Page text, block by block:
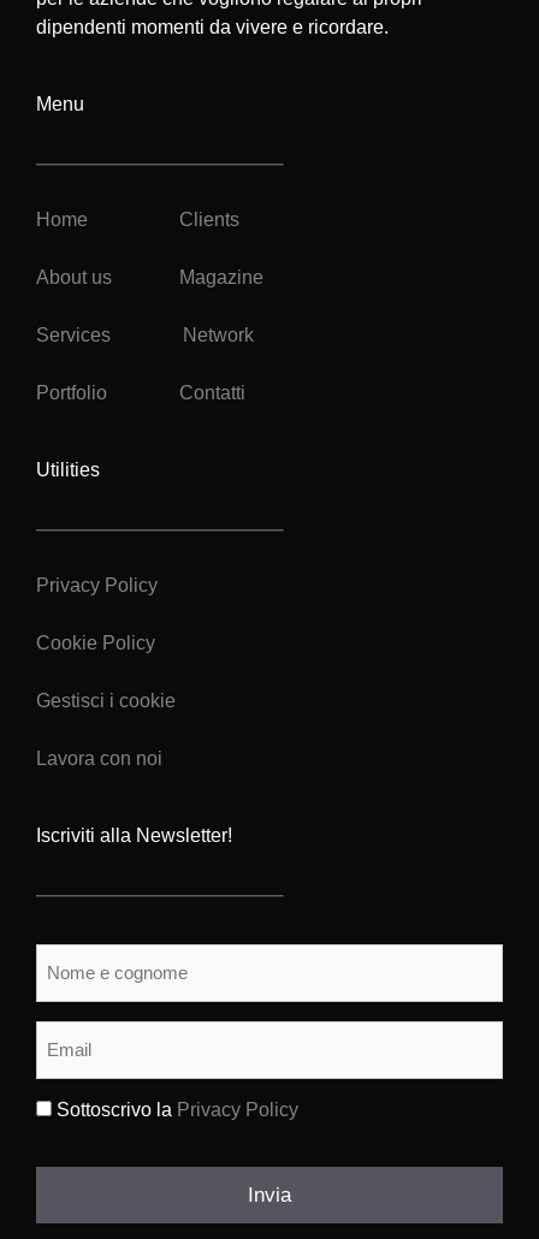
dipendenti momenti da vivere e ricordare.
Menu
Home Clients
About us Magazine
Services Network
Portfolio Contatti
Utilities
Privacy Policy
Cookie Policy
Gestisci i cookie
Lavora con noi
Iscriviti alla Newsletter!
Sottoscrivo la Privacy Policy
Invia